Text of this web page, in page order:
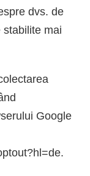
dvs. de
mai
Google